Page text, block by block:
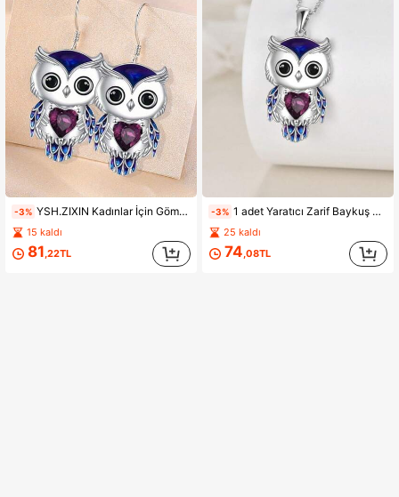
-3% YSH.ZIXIN Kadınlar İçin Gömülü Okyanus Kalp Kristalli 1 Çift Sevimli ve Zarif Mavi Mor Baykuş Kolye Küpe
15 kaldı
81 ,22TL
-3% 1 adet Yaratıcı Zarif Baykuş Kolye, Kadınlar İçin Kristal Kalp ve Deniz Yıldızı Dekorlu Kolye
25 kaldı
74 ,08TL